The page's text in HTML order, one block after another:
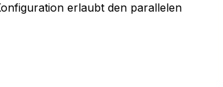
erlaubt den parallelen